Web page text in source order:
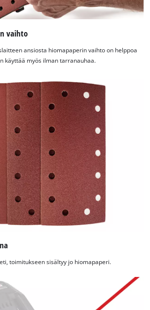
vaihto
ansiosta hiomapaperin vaihto on helppoa
käyttää myös ilman tarranauhaa.
toimitukseen sisältyy jo hiomapaperi.